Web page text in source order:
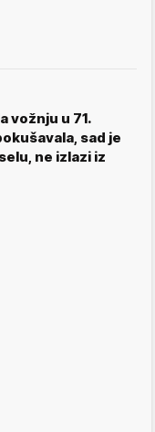
vožnju u 71.
sad je
ne izlazi iz